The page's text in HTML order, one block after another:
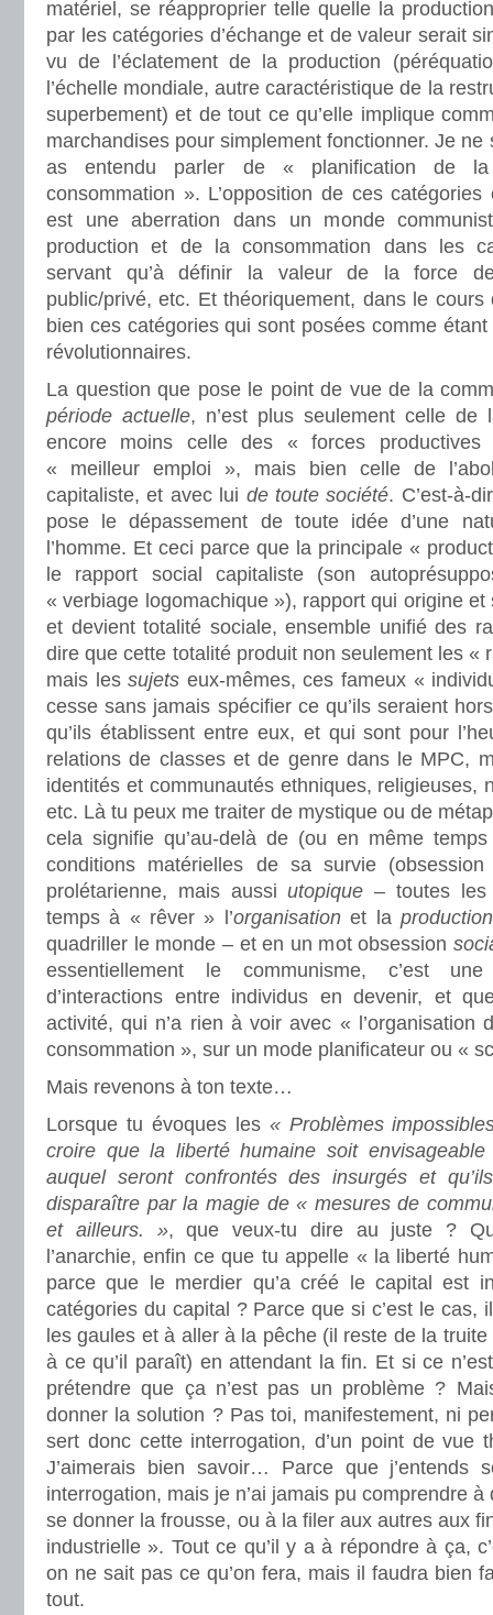
matériel, se réapproprier telle quelle la
par les catégories d’échange et de valeur serait
vu de l’éclatement de la production
l’échelle mondiale, autre caractéristique de la
superbement) et de tout ce qu’elle implique
marchandises pour simplement fonctionner. Je
as entendu parler de « planification de
consommation ». L’opposition de ces
est une aberration dans un monde
production et de la consommation dans les
servant qu’à définir la valeur de la force
public/privé, etc. Et théoriquement, dans le
bien ces catégories qui sont posées comme étant
révolutionnaires.
La question que pose le point de vue de la
période actuelle, n’est plus seulement celle de
encore moins celle des « forces
« meilleur emploi », mais bien celle de
capitaliste, et avec lui de toute société. C’est-à-
pose le dépassement de toute idée d’une
l’homme. Et ceci parce que la principale «
le rapport social capitaliste (son
« verbiage logomachique »), rapport qui origine
et devient totalité sociale, ensemble unifié des
dire que cette totalité produit non seulement les «
mais lessujets eux-mêmes, ces fameux «
cesse sans jamais spécifier ce qu’ils seraient
qu’ils établissent entre eux, et qui sont pour
relations de classes et de genre dans le MPC,
identités et communautés ethniques, religieuses,
etc. Là tu peux me traiter de mystique ou de
cela signifie qu’au-delà de (ou en même
conditions matérielles de sa survie (obsession
prolétarienne, mais aussiutopique – toutes les
temps à « rêver » l’organisationet la production
quadriller le monde – et en un mot obsession
essentiellement le communisme, c’est
d’interactions entre individus en devenir, et
activité, qui n’a rien à voir avec « l’organisation
consommation », sur un mode planificateur ou «
Mais revenons à ton texte…
Lorsque tu évoques les « Problèmes
croire que la liberté humaine soit
auquel seront confrontés des insurgés et
disparaître par la magie de « mesures de
et ailleurs. »,
que veux-tu dire au juste ?
l’anarchie, enfin ce que tu appelle « la liberté
parce que le merdier qu’a créé le capital est
catégories du capital ? Parce que si c’est le cas,
les gaules et à aller à la pêche (il reste de la
à ce qu’il paraît) en attendant la fin. Et si ce
prétendre que ça n’est pas un problème ?
donner la solution ? Pas toi, manifestement, ni
sert donc cette interrogation, d’un point de vue
J’aimerais bien savoir… Parce que j’entends
interrogation, mais je n’ai jamais pu comprendre
se donner la frousse, ou à la filer aux autres aux
industrielle ». Tout ce qu’il y a à répondre à ça,
on ne sait pas ce qu’on fera, mais il faudra bien
tout.